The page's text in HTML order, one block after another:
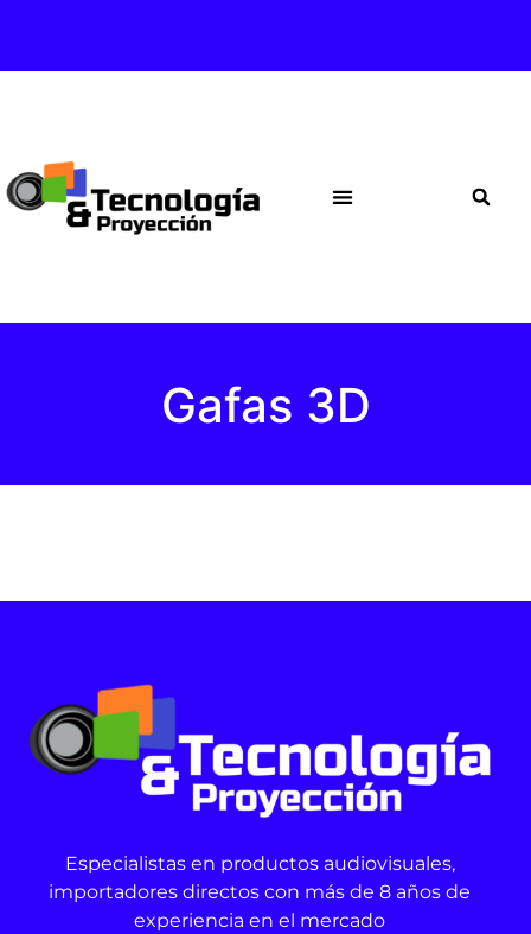
Gafas 3D
Especialistas en productos audiovisuales,
importadores directos con más de 8 años de
experiencia en el mercado